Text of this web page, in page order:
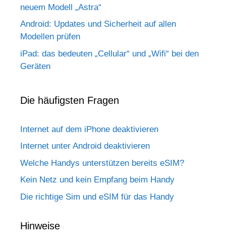
neuem Modell „Astra“
Android: Updates und Sicherheit auf allen
Modellen prüfen
iPad: das bedeuten „Cellular“ und „Wifi“ bei den
Geräten
Die häufigsten Fragen
Internet auf dem iPhone deaktivieren
Internet unter Android deaktivieren
Welche Handys unterstützen bereits eSIM?
Kein Netz und kein Empfang beim Handy
Die richtige Sim und eSIM für das Handy
Hinweise